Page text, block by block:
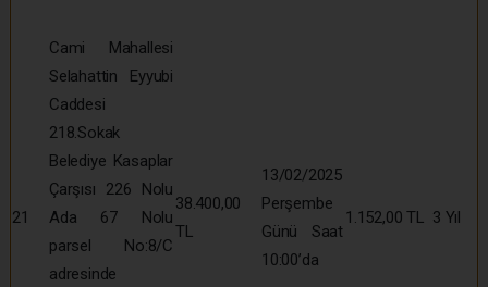
21
Cami Mahallesi
Selahattin Eyyubi
Caddesi
218.Sokak
Belediye Kasaplar
Çarşısı 226 Nolu
Ada 67 Nolu
parsel No:8/C
adresinde
38.400,00
TL
13/02/2025
Perşembe
Günü Saat
10:00’da
1.152,00 TL 3 Yıl